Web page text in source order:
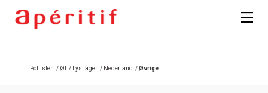
Pollisten / Øl / Lys lager / Nederland /Øvrige